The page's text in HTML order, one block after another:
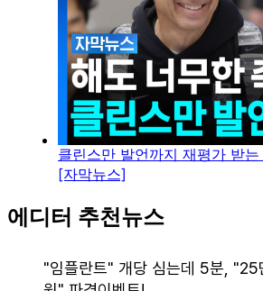
클린스만 발언까지 재평가 받
[자막뉴스]
에디터 추천뉴스